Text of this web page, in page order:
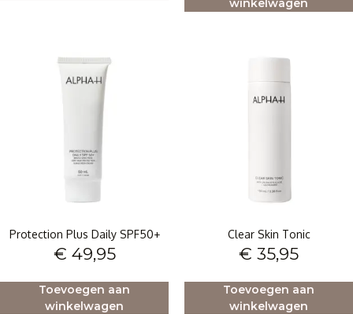
winkelwagen
Protection Plus Daily SPF50+
€ 49,95
Toevoegen aan
winkelwagen
Clear Skin Tonic
€ 35,95
Toevoegen aan
winkelwagen